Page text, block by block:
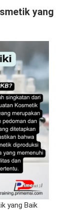
yang
yang Baik